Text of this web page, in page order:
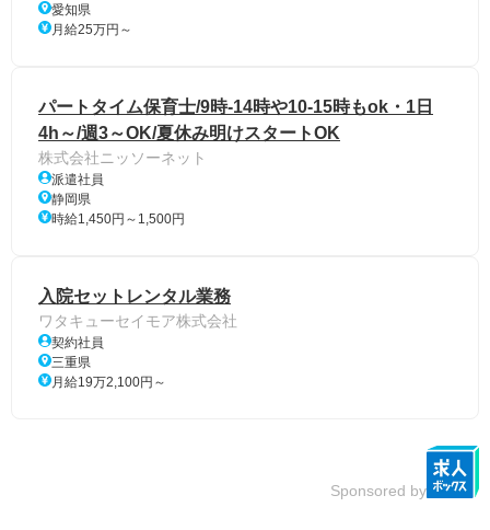
愛知県
月給25万円～
パートタイム保育士/9時-14時や10-15時もok・1日
4h～/週3～OK/夏休み明けスタートOK
株式会社ニッソーネット
派遣社員
静岡県
時給1,450円～1,500円
入院セットレンタル業務
ワタキューセイモア株式会社
契約社員
三重県
月給19万2,100円～
Sponsored by